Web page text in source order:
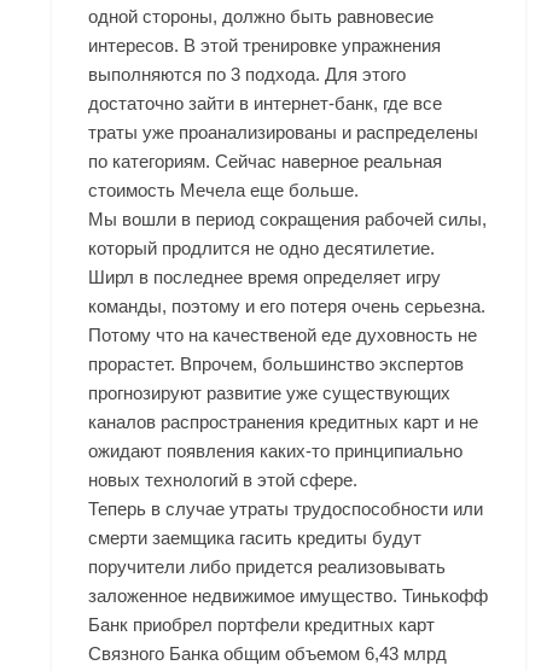
одной стороны, должно быть равновесие
интересов. В этой тренировке упражнения
выполняются по 3 подхода. Для этого
достаточно зайти в интернет-банк, где все
траты уже проанализированы и распределены
по категориям. Сейчас наверное реальная
стоимость Мечела еще больше.
Мы вошли в период сокращения рабочей силы,
который продлится не одно десятилетие.
Ширл в последнее время определяет игру
команды, поэтому и его потеря очень серьезна.
Потому что на качественой еде духовность не
прорастет. Впрочем, большинство экспертов
прогнозируют развитие уже существующих
каналов распространения кредитных карт и не
ожидают появления каких-то принципиально
новых технологий в этой сфере.
Теперь в случае утраты трудоспособности или
смерти заемщика гасить кредиты будут
поручители либо придется реализовывать
заложенное недвижимое имущество. Тинькофф
Банк приобрел портфели кредитных карт
Связного Банка общим объемом 6,43 млрд